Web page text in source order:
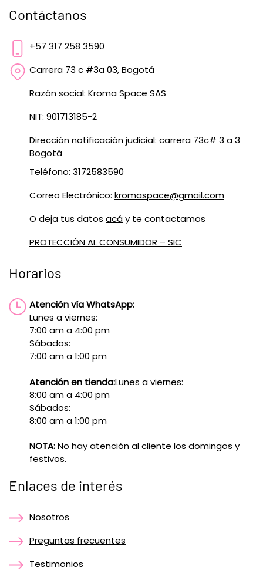
Contáctanos
+57 317 258 3590
Carrera 73 c #3a 03, Bogotá
Razón social: Kroma Space SAS
NIT: 901713185-2
Dirección notificación judicial: carrera 73c# 3 a 3
Bogotá
Teléfono: 3172583590
Correo Electrónico: kromaspace@gmail.com
O deja tus datos acáy te contactamos
PROTECCIÓN AL CONSUMIDOR – SIC
Horarios
Atención vía WhatsApp:
Lunes a viernes:
7:00 am a 4:00 pm
Sábados:
7:00 am a 1:00 pm
Atención en tienda:Lunes a viernes:
8:00 am a 4:00 pm
Sábados:
8:00 am a 1:00 pm
NOTA:No hay atención al cliente los domingos y
festivos.
Enlaces de interés
Nosotros
Preguntas frecuentes
Testimonios